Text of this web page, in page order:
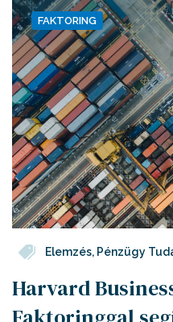
FAKTORING
Elemzés, Pénzügy
Harvard